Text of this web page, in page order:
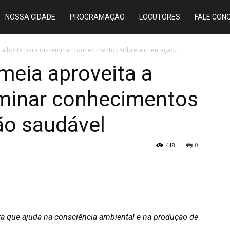
NOSSA CIDADE PROGRAMAÇÃO LOCUTORES FALE
a horta para disseminar conhecimentos sobre alimentação...
aproveita a
conhecimentos
saudável
0
418
que ajuda na consciência ambiental e na produção de